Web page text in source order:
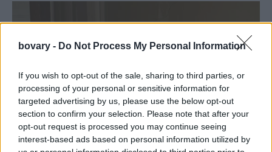
bovary - Do Not Process My Personal Information
If you wish to opt-out of the sale, sharing to third parties, or
processing of your personal or sensitive information for
targeted advertising by us, please use the below opt-out
section to confirm your selection. Please note that after your
opt-out request is processed you may continue seeing
interest-based ads based on personal information utilized by